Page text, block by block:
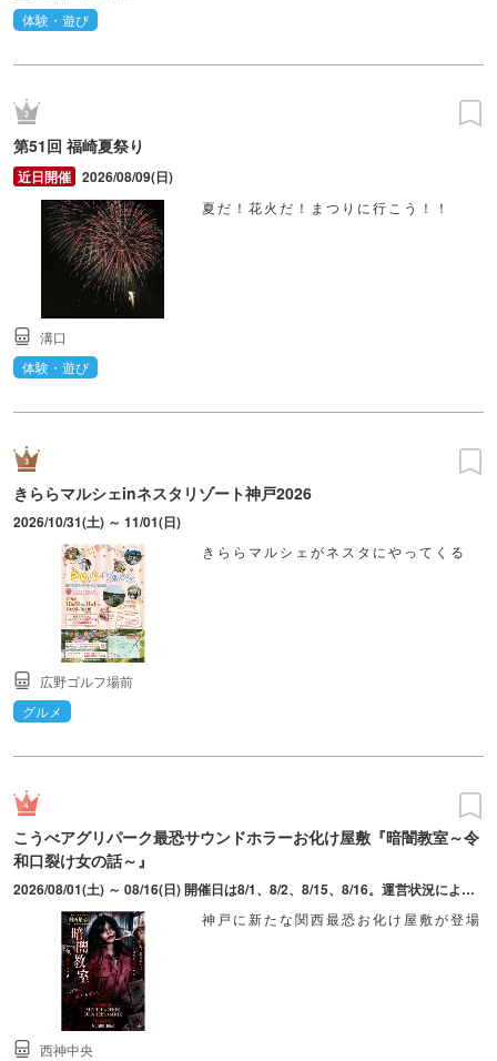
体験・遊び
第51回 福崎夏祭り
2026/08/09(日)
夏だ！花火だ！まつりに行こう！！
溝口
体験・遊び
きららマルシェinネスタリゾート神戸2026
2026/10/31(土) ～ 11/01(日)
きららマルシェがネスタにやってくる
広野ゴルフ場前
グルメ
こうべアグリパーク最恐サウンドホラーお化け屋敷『暗闇教室～令
和口裂け女の話～』
2026/08/01(土) ～ 08/16(日) 開催日は8/1、8/2、8/15、8/16。運営状況により20:00まで運営延長する場合あり。
神戸に新たな関西最恐お化け屋敷が登場
西神中央